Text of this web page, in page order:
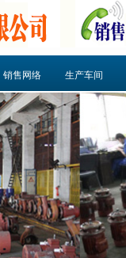
销售网络 生产车间